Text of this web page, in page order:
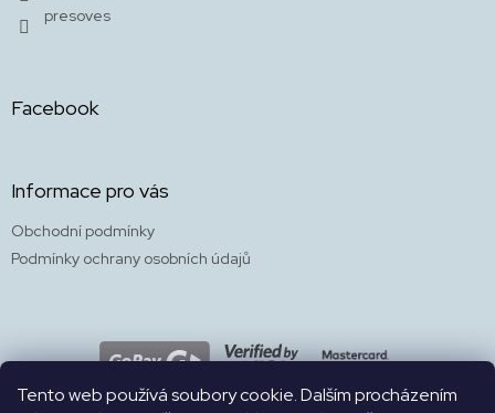
Tento web používá soubory cookie. Dalším procházením
presoves
Facebook
Informace pro vás
Obchodní podmínky
Podmínky ochrany osobních údajů